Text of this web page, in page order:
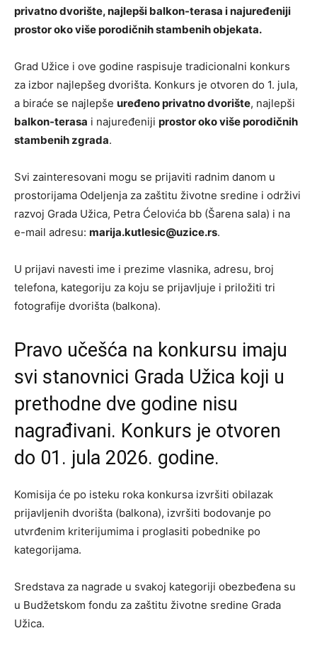
privatno dvorište, najlepši balkon-terasa i najuređeniji
prostor oko više porodičnih stambenih objekata.
Grad Užice i ove godine raspisuje tradicionalni konkurs
za izbor najlepšeg dvorišta. Konkurs je otvoren do 1. jula,
a biraće se najlepše uređeno privatno dvorište, najlepši
balkon-terasa i najuređeniji prostor oko više porodičnih
stambenih zgrada.
Svi zainteresovani mogu se prijaviti radnim danom u
prostorijama Odeljenja za zaštitu životne sredine i održivi
razvoj Grada Užica, Petra Ćelovića bb (Šarena sala) i na
e-mail adresu: marija.kutlesic@uzice.rs.
U prijavi navesti ime i prezime vlasnika, adresu, broj
telefona, kategoriju za koju se prijavljuje i priložiti tri
fotografije dvorišta (balkona).
Pravo učešća na konkursu imaju
svi stanovnici Grada Užica koji u
prethodne dve godine nisu
nagrađivani. Konkurs je otvoren
do 01. jula 2026. godine.
Komisija će po isteku roka konkursa izvršiti obilazak
prijavljenih dvorišta (balkona), izvršiti bodovanje po
utvrđenim kriterijumima i proglasiti pobednike po
kategorijama.
Sredstava za nagrade u svakoj kategoriji obezbeđena su
u Budžetskom fondu za zaštitu životne sredine Grada
Užica.